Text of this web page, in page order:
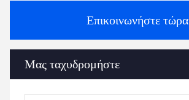
Επικοινωνήστε τώρα
Μας ταχυδρομήστε